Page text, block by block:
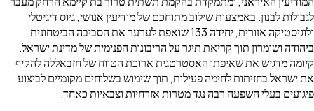
לגבולות לבנון. באמצעות שילוב מתוחכם של מודיעין אנושי, גיוס דיגיטלי
ולוגיסטיקה אזורית, יחידה 133 שואפת לערער את הסביבה הביטחונית
ביהודה ושומרון תוך קריאת תיגר על הריבונות הפנימית של מדינת ישראל.
קיומה מדגיש את שאיפתו האסטרטגית ארוכת הטווח של חזבאללה להקיף
את ישראל בחזיתות לחימה פעילות, תוך שימוש בשלוחים מקומיים לביצוע
פיגועים בעלי השפעה רבה נגד מטרות אזרחיות וצבאיות כאחד.